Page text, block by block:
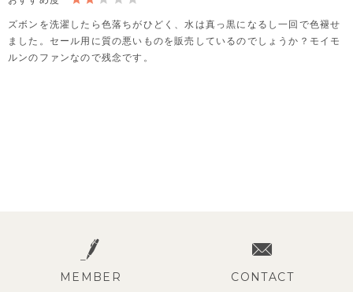
ズボンを洗濯したら色落ちがひどく、水は真っ黒になるし一回で色褪せ
ました。セール用に質の悪いものを販売しているのでしょうか？モイモ
ルンのファンなので残念です。
MEMBER CONTACT